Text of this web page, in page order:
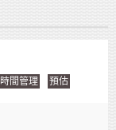
時間管理 預估